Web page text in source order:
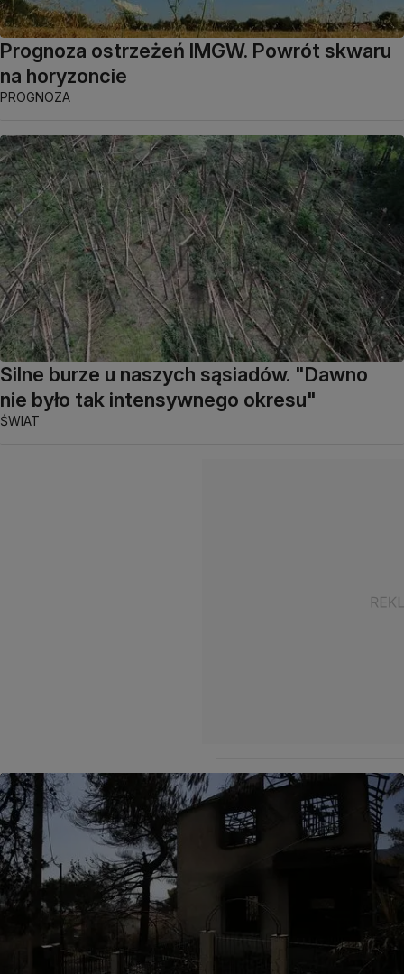
Prognoza ostrzeżeń IMGW. Powrót skwaru
na horyzoncie
PROGNOZA
Silne burze u naszych sąsiadów. "Dawno
nie było tak intensywnego okresu"
ŚWIAT